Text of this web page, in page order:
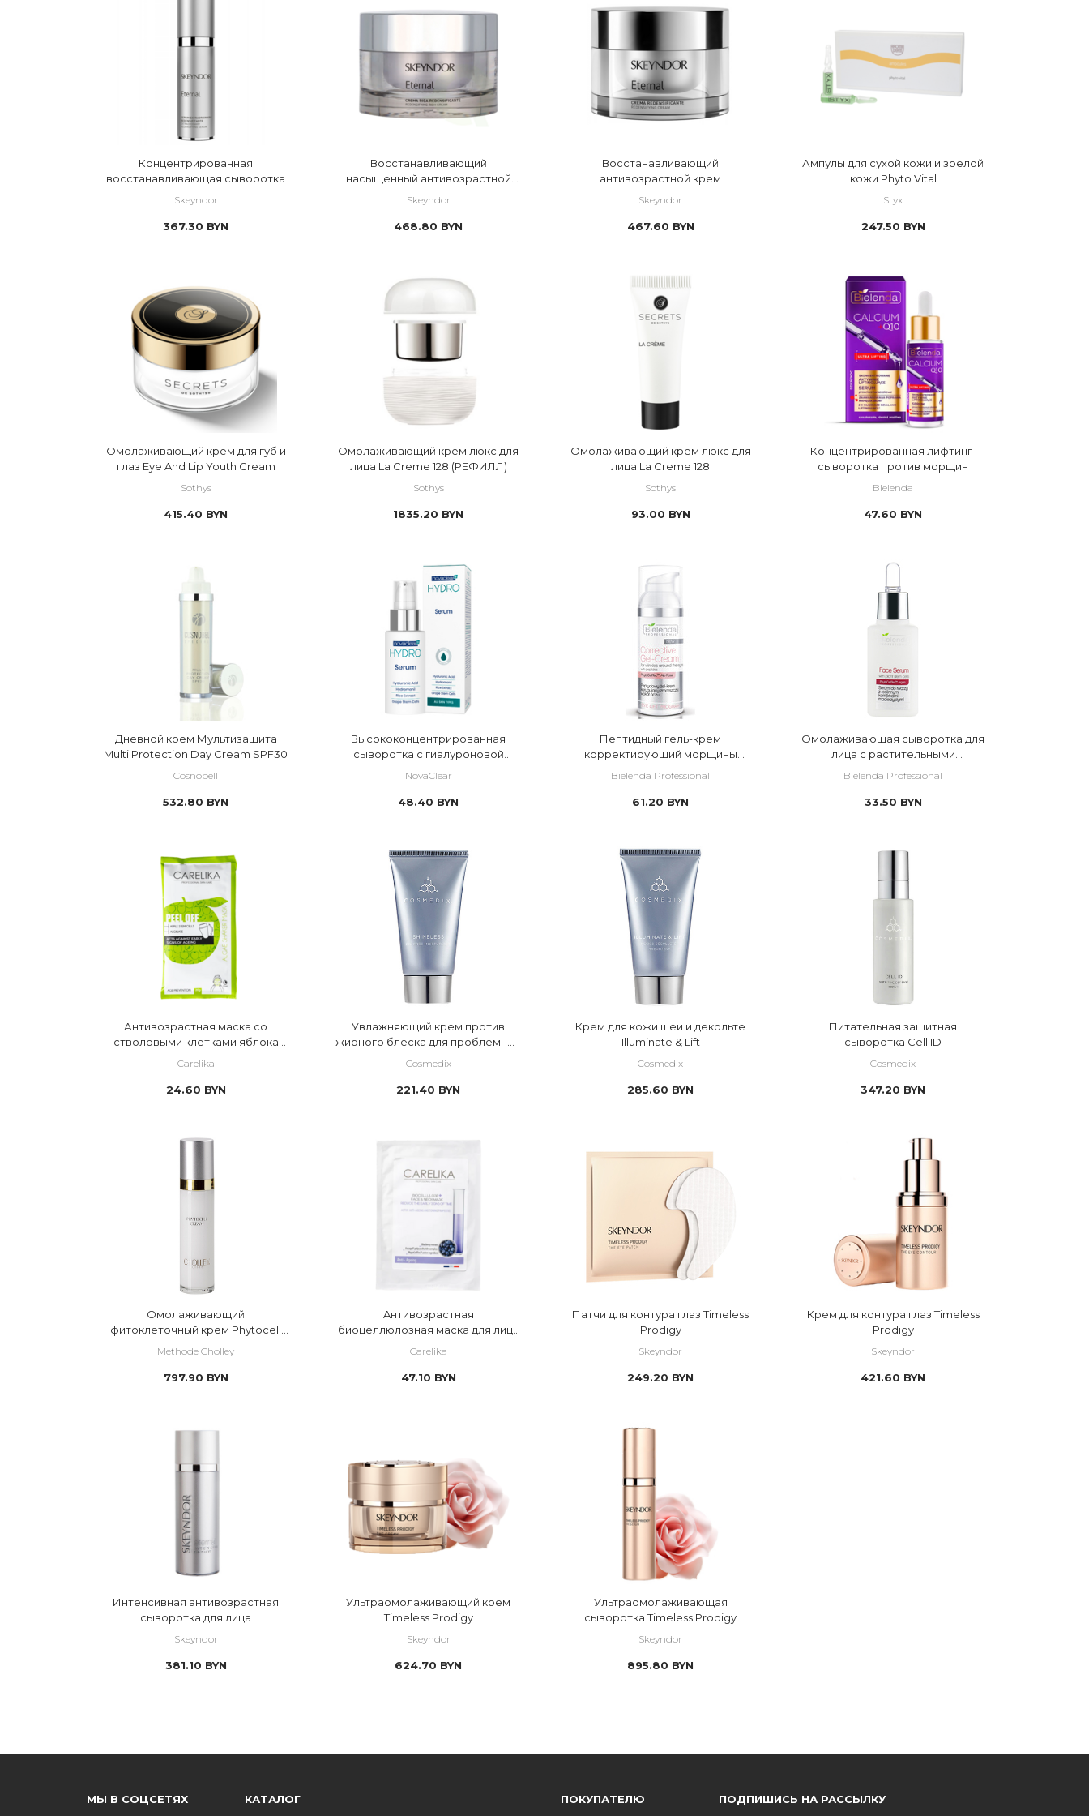
Шейкерные маски
полисахариды
растительные экстракты
сквалан
церамиды
Концентрированная
восстанавливающая сыворотка
Skeyndor
367.30 BYN
Восстанавливающий
насыщенный антивозрастной
Skeyndor
468.80 BYN
Восстанавливающий
антивозрастной крем
Skeyndor
467.60 BYN
Ампулы для сухой кожи и зрелой
кожи Phyto Vital
Styx
247.50 BYN
Омолаживающий крем для губ и
глаз Eye And Lip Youth Cream
Sothys
415.40 BYN
Омолаживающий крем люкс для
лица La Creme 128 (РЕФИЛЛ)
Sothys
1835.20 BYN
Омолаживающий крем люкс для
лица La Creme 128
Sothys
93.00 BYN
Концентрированная лифтинг-
сыворотка против морщин
Bielenda
47.60 BYN
Дневной крем Мультизащита
Multi Protection Day Cream SPF30
Cosnobell
532.80 BYN
Высококонцентрированная
сыворотка с гиалуроновой
NovaClear
48.40 BYN
Пептидный гель-крем
корректирующий морщины
Bielenda Professional
61.20 BYN
Омолаживающая сыворотка для
лица с растительными
Bielenda Professional
33.50 BYN
Антивозрастная маска со
стволовыми клетками яблока
Carelika
24.60 BYN
Увлажняющий крем против
жирного блеска для проблемной
Cosmedix
221.40 BYN
Крем для кожи шеи и декольте
Illuminate & Lift
Cosmedix
285.60 BYN
Питательная защитная
сыворотка Cell ID
Cosmedix
347.20 BYN
Омолаживающий
фитоклеточный крем Phytocell
Methode Cholley
797.90 BYN
Aнтивозрастная
биоцеллюлозная маска для лица
Carelika
47.10 BYN
Патчи для контура глаз Timeless
Prodigy
Skeyndor
249.20 BYN
Крем для контура глаз Timeless
Prodigy
Skeyndor
421.60 BYN
Интенсивная антивозрастная
сыворотка для лица
Skeyndor
381.10 BYN
Ультраомолаживающий крем
Timeless Prodigy
Skeyndor
624.70 BYN
Ультраомолаживающая
сыворотка Timeless Prodigy
Skeyndor
895.80 BYN
МЫ В СОЦСЕТЯХ КАТАЛОГ ПОКУПАТЕЛЮ ПОДПИШИСЬ НА РАССЫЛКУ